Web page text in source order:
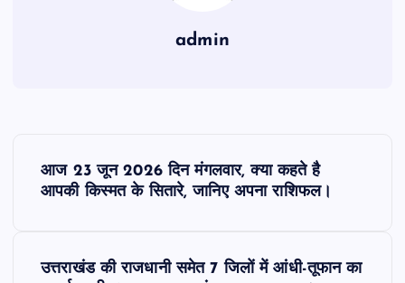
admin
आज 23 जून 2026 दिन मंगलवार, क्या कहते है
आपकी किस्मत के सितारे, जानिए अपना राशिफल।
उत्तराखंड की राजधानी समेत 7 जिलों में आंधी-तूफान का